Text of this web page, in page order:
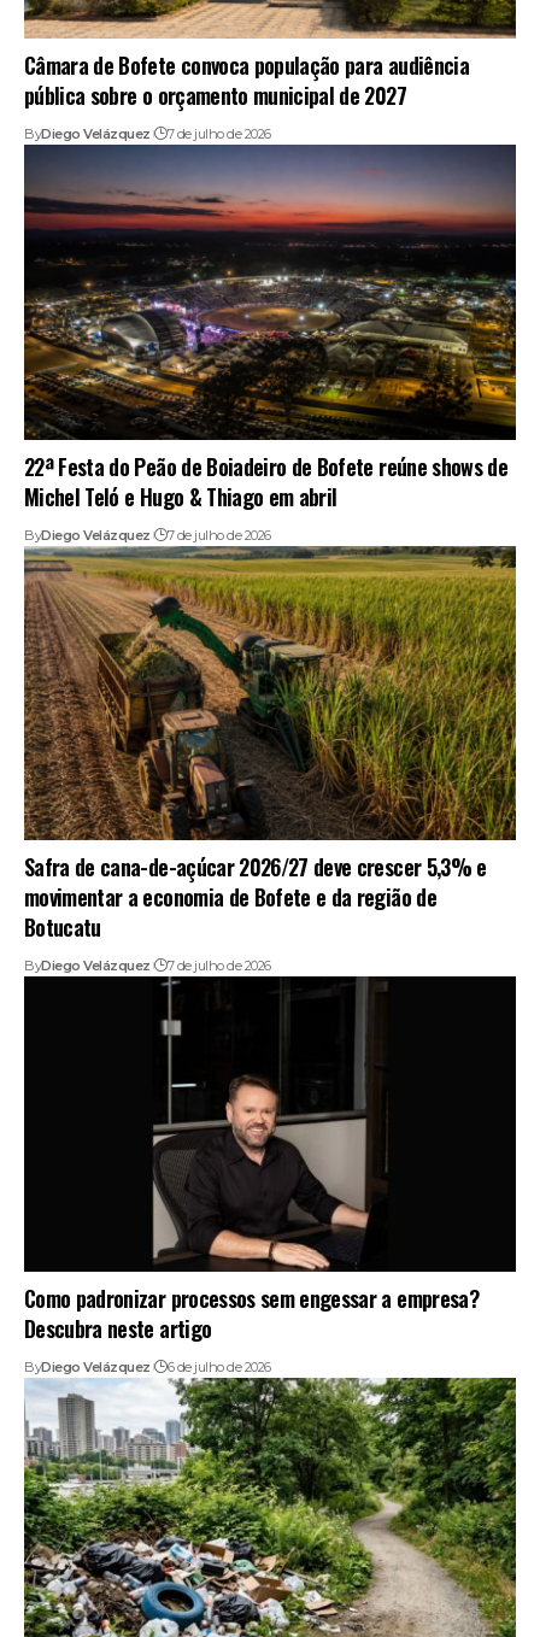
Câmara de Bofete convoca população para audiência
pública sobre o orçamento municipal de 2027
ByDiego Velázquez 7 de julho de 2026
22ª Festa do Peão de Boiadeiro de Bofete reúne shows de
Michel Teló e Hugo & Thiago em abril
ByDiego Velázquez 7 de julho de 2026
Safra de cana-de-açúcar 2026/27 deve crescer 5,3% e
movimentar a economia de Bofete e da região de
Botucatu
ByDiego Velázquez 7 de julho de 2026
Como padronizar processos sem engessar a empresa?
Descubra neste artigo
ByDiego Velázquez 6 de julho de 2026